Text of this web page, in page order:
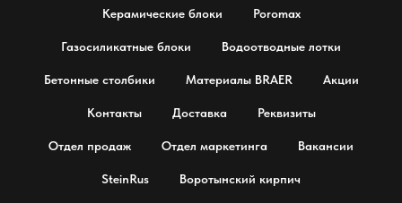
Керамические блоки Poromax
Газосиликатные блоки Водоотводные лотки
Бетонные столбики Материалы BRAER Акции
Контакты Доставка Реквизиты
Отдел продаж Отдел маркетинга Вакансии
SteinRus Воротынский кирпич